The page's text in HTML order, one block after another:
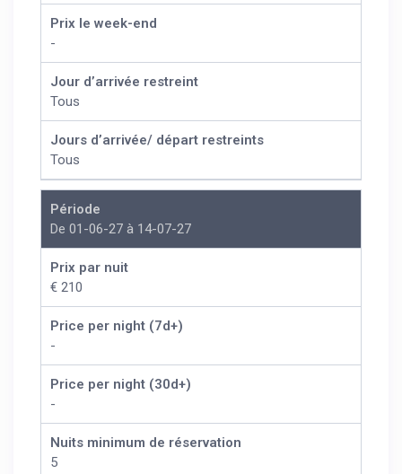
Prix le week-end
-
Jour d’arrivée restreint
Tous
Jours d’arrivée/ départ restreints
Tous
Période
De 01-06-27 à 14-07-27
Prix par nuit
€ 210
Price per night (7d+)
-
Price per night (30d+)
-
Nuits minimum de réservation
5